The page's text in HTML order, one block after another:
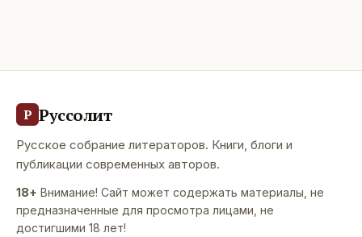
Р Руссолит
Русское собрание литераторов. Книги, блоги и
публикации современных авторов.
18+ Внимание! Сайт может содержать материалы, не
предназначенные для просмотра лицами, не
достигшими 18 лет!